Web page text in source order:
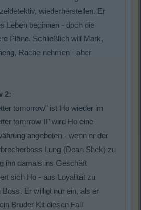
wiederherstellen. Er
Leben beginnen - doch die
Pläne. Schließlich will Mark,
Rache nehmen - aber
2:
tomorrow" ist Ho wieder im
tomrrow II" wird Ho eine
angeboten - wenn er der
Lung (Dean Shek) zu
ihn damals ins Geschäft
sich Ho - aus Loyalität zu
Er willigt nur ein, als er
Bruder Kit diesen Fall